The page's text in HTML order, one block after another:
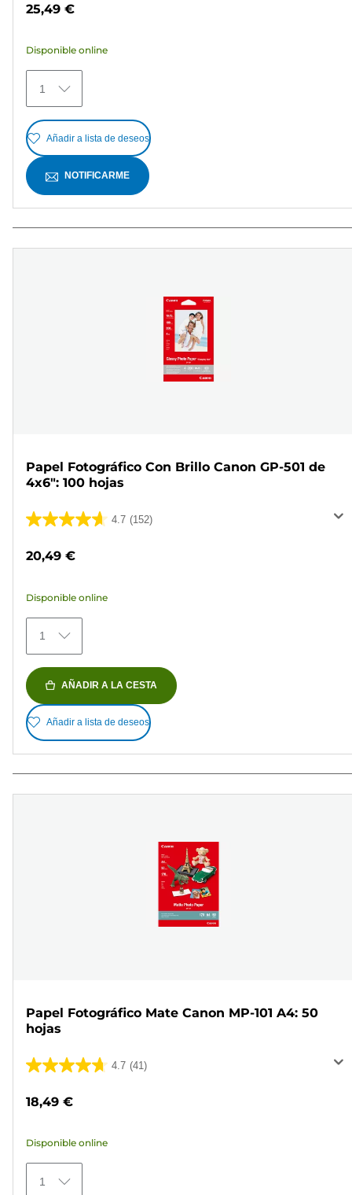
5
371
reseñas
25,49 €
Disponible online
1
Añadir a lista de deseos
NOTIFICARME
Papel Fotográfico Con Brillo Canon GP-501 de
4x6": 100 hojas
4.7 (152)
4.7
152
reseñas
20,49 €
Disponible online
1
AÑADIR A LA CESTA
Añadir a lista de deseos
Papel Fotográfico Mate Canon MP-101 A4: 50
hojas
4.7 (41)
4.7
5
41
reseñas
18,49 €
Disponible online
1